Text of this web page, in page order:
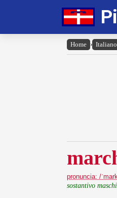
Home ›
pronuncia: /
sostantivo